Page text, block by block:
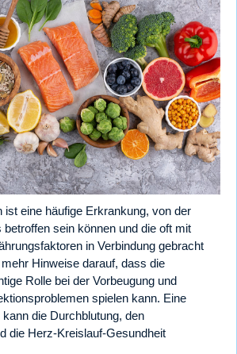
ist eine häufige Erkrankung, von der
betroffen sein können und die oft mit
in Verbindung gebracht
Hinweise darauf, dass die
Rolle bei der Vorbeugung und
spielen kann. Eine
die Durchblutung, den
die Herz-Kreislauf-Gesundheit